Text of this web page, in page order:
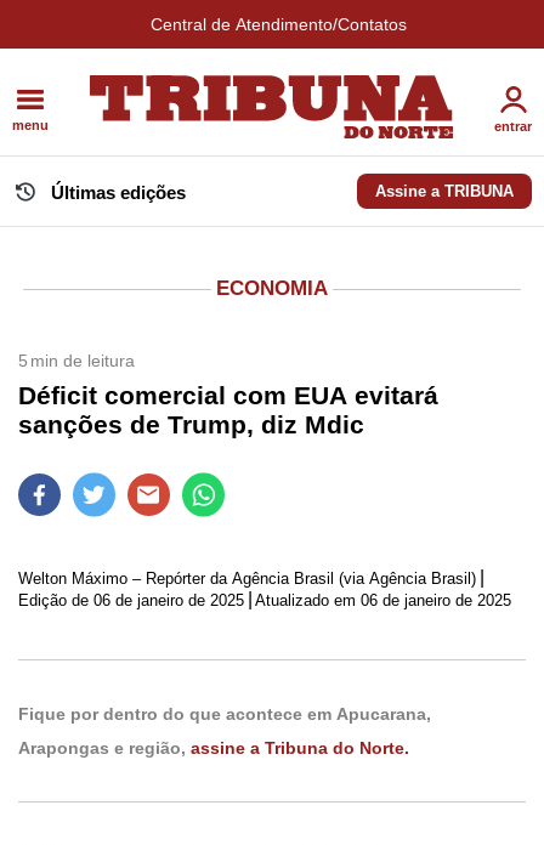
Central de Atendimento/Contatos
menu entrar
Últimas edições Assine a TRIBUNA
ECONOMIA
5 min de leitura
Déficit comercial com EUA evitará
sanções de Trump, diz Mdic
Welton Máximo – Repórter da Agência Brasil (via Agência Brasil)
Edição de 06 de janeiro de 2025 Atualizado em 06 de janeiro de 2025
Fique por dentro do que acontece em Apucarana,
Arapongas e região, assine a Tribuna do Norte.